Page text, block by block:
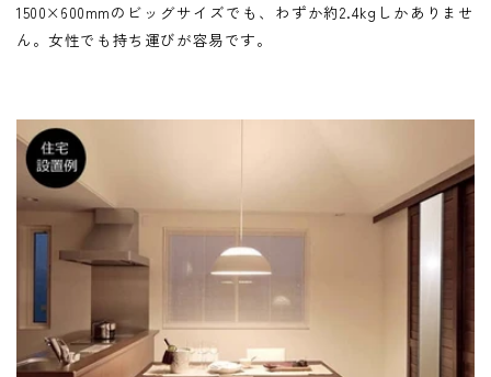
1500×600mmのビッグサイズでも、わずか約2.4kgしかありませ
ん。女性でも持ち運びが容易です。